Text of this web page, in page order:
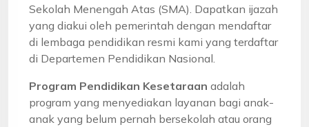
Sekolah Menengah Atas (SMA). Dapatkan ijazah
yang diakui oleh pemerintah dengan mendaftar
di lembaga pendidikan resmi kami yang terdaftar
di Departemen Pendidikan Nasional.
Program Pendidikan Kesetaraan adalah
program yang menyediakan layanan bagi anak-
anak yang belum pernah bersekolah atau orang